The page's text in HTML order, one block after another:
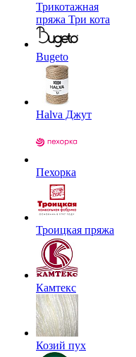
Трикотажная
пряжа Три кота
Bugeto
Halva Джут
Пехорка
Троицкая пряжа
Камтекс
Козий пух